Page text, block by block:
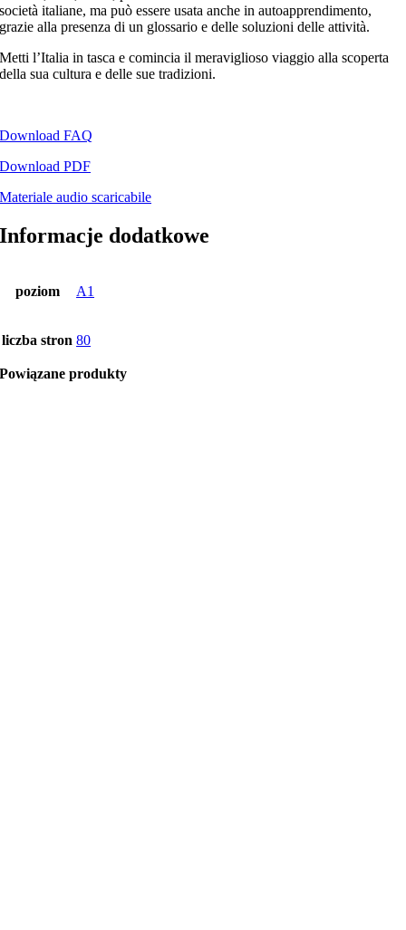
società italiane, ma può essere usata anche in autoapprendimento,
grazie alla presenza di un glossario e delle soluzioni delle attività.
Metti l’Italia in tasca e comincia il meraviglioso viaggio alla scoperta
della sua cultura e delle sue tradizioni.
Download FAQ
Download PDF
Materiale audio scaricabile
Informacje dodatkowe
poziom A1
liczba stron 80
Powiązane produkty